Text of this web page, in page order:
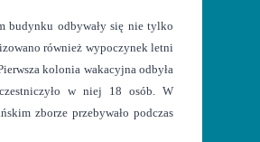
budynku odbywały się nie tylko
również wypoczynek letni
kolonia wakacyjna odbyła
w niej 18 osób. W
zborze przebywało podczas